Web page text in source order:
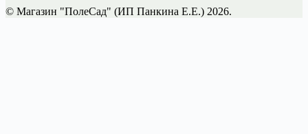
© Магазин "ПолеСад" (ИП Панкина Е.Е.) 2026.